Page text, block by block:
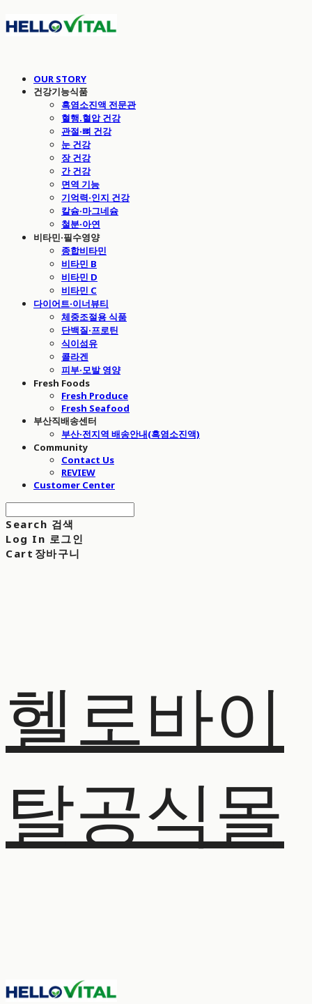
OUR STORY
건강기능식품
흑염소진액 전문관
혈행.혈압 건강
관절·뼈 건강
눈 건강
장 건강
간 건강
면역 기능
기억력·인지 건강
칼슘·마그네슘
철분·아연
비타민·필수영양
종합비타민
비타민 B
비타민 D
비타민 C
다이어트·이너뷰티
체중조절용 식품
단백질·프로틴
식이섬유
콜라겐
피부·모발 영양
Fresh Foods
Fresh Produce
Fresh Seafood
부산직배송센터
부산·전지역 배송안내(흑염소진액)
Community
Contact Us
REVIEW
Customer Center
Search 검색
Log In 로그인
Cart 장바구니
헬로바이
탈공식몰